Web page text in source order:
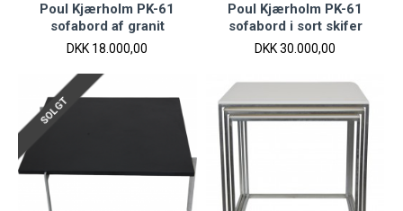
Poul Kjærholm PK-61
sofabord af granit
DKK 18.000,00
Poul Kjærholm PK-61
sofabord i sort skifer
DKK 30.000,00
SOLGT